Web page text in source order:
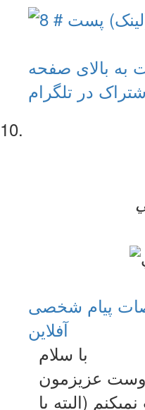
به بالای صفحه
در تلگرام
پیام شخصی
آفلاين
با سلام
عزیزمون
(البته با